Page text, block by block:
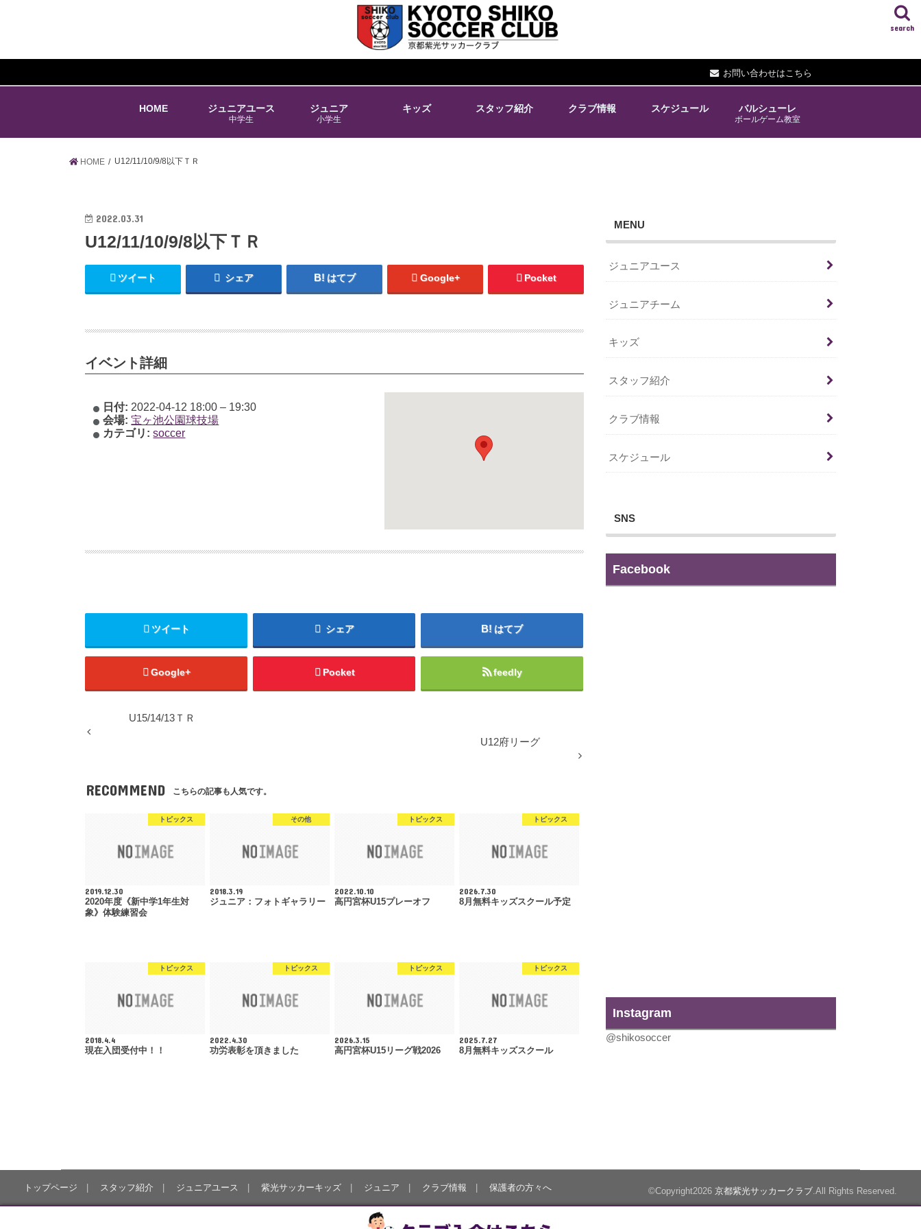
お問い合わせはこちら
search
HOME ジュニアユース
中学生
ジュニア
小学生
キッズ スタッフ紹介 クラブ情報 スケジュール バルシューレ
ボールゲーム教室
HOME U12/11/10/9/8以下ＴＲ
2022.03.31
U12/11/10/9/8以下ＴＲ
ツイート シェア はてブ Google+ Pocket
イベント詳細
日付: 2022-04-12 18:00 – 19:30
会場: 宝ヶ池公園球技場
カテゴリ: soccer
ツイート シェア はてブ
Google+ Pocket feedly
U15/14/13ＴＲ
U12府リーグ
RECOMMEND こちらの記事も人気です。
トピックス
2019.12.30
2020年度《新中学1年生対
象》体験練習会
その他
2018.3.19
ジュニア：フォトギャラリー
トピックス
2022.10.10
高円宮杯U15プレーオフ
トピックス
2026.7.30
8月無料キッズスクール予定
トピックス
2018.4.4
現在入団受付中！！
トピックス
2022.4.30
功労表彰を頂きました
トピックス
2026.3.15
高円宮杯U15リーグ戦2026
トピックス
2025.7.27
8月無料キッズスクール
MENU
ジュニアユース
ジュニアチーム
キッズ
スタッフ紹介
クラブ情報
スケジュール
SNS
Facebook
Instagram
@shikosoccer
トップページ スタッフ紹介 ジュニアユース 紫光サッカーキッズ ジュニア クラブ情報 保護者の方々へ ©Copyright2026 京都紫光サッカークラブ .All Rights Reserved.